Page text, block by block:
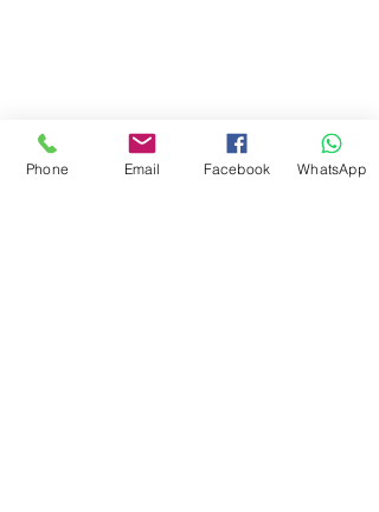
Phone Email Facebook WhatsApp